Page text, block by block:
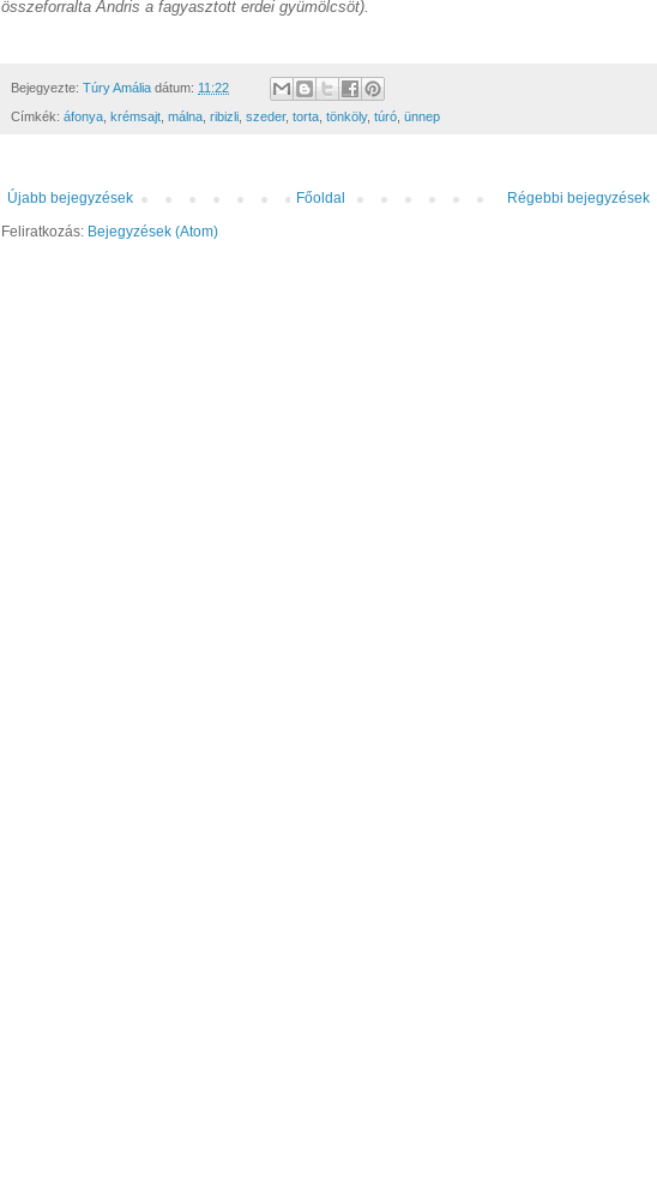
összeforralta Andris a fagyasztott erdei gyümölcsöt).
Bejegyezte: Túry Amália dátum: 11:22
Címkék: áfonya krémsajt málna ribizli szeder, torta tönköly, túró ünnep
Újabb bejegyzések Régebbi bejegyzések
Főoldal
Feliratkozás: Bejegyzések (Atom)